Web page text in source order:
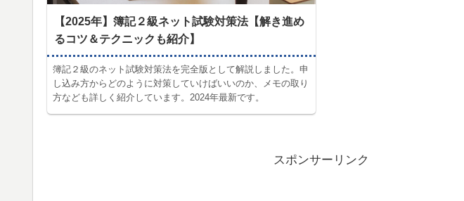
【2025年】簿記２級ネット試験対策法【解き進め
るコツ＆テクニックも紹介】
簿記２級のネット試験対策法を完全版として解説しました。申
し込み方からどのように対策していけばいいのか、メモの取り
方なども詳しく紹介しています。2024年最新です。
スポンサーリンク